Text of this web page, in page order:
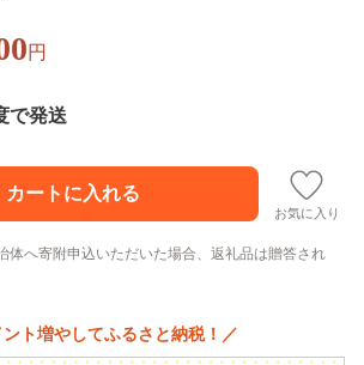
円
で発送
お気に入り
体へ寄附申込いただいた場合、返礼品は贈答され
ント増やしてふるさと納税！／